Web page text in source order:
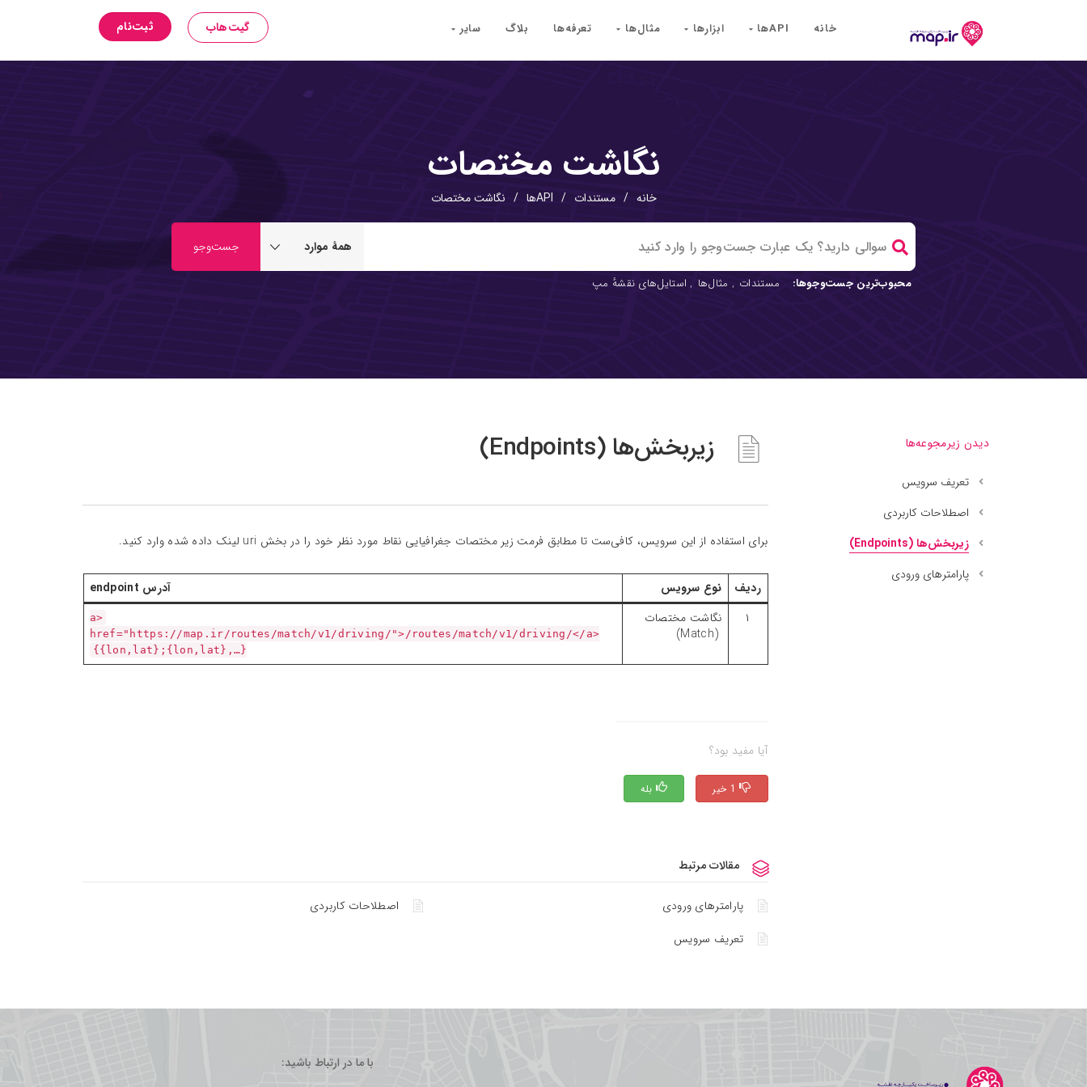
ثبت‌نام گیت‌هاب خانه API‌ها ابزارها مثال‌ها تعرفه‌ها بلاگ سایر
نگاشت مختصات
خانه / مستندات / APIها / نگاشت مختصات
محبوب‌ترین جست‌وجوها: مستندات , مثال‌ها , استایل‌های نقشهٔ مپ
دیدن زیرمجوعه‌ها
تعریف سرویس
اصطلاحات کاربردی
زیربخش‌ها (Endpoints)
پارامترهای ورودی
زیربخش‌ها (Endpoints)
برای استفاده از این سرویس، کافی‌ست تا مطابق فرمت زیر مختصات جغرافیایی نقاط مورد نظر خود را در بخش uri لینک داده شده وارد کنید.
ردیف نوع سرویس
آدرس endpoint
۱
نگاشت مختصات
(Match)
<a
href="https://map.ir/routes/match/v1/driving/">/routes/match/v1/driving/</a>
{{lon,lat};{lon,lat},…}
آیا مفید بود؟
بله 1 خیر
مقالات مرتبط
پارامترهای ورودی
اصطلاحات کاربردی
تعریف سرویس
با ما در ارتباط باشید: